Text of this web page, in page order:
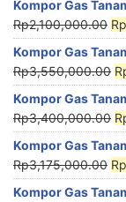
Kompor Gas
Rp2,100,000.00 Rp
Kompor Gas
Rp3,550,000.00
Kompor Gas
Rp3,400,000.00
Kompor Gas
Rp3,175,000.00 Rp
Kompor Gas